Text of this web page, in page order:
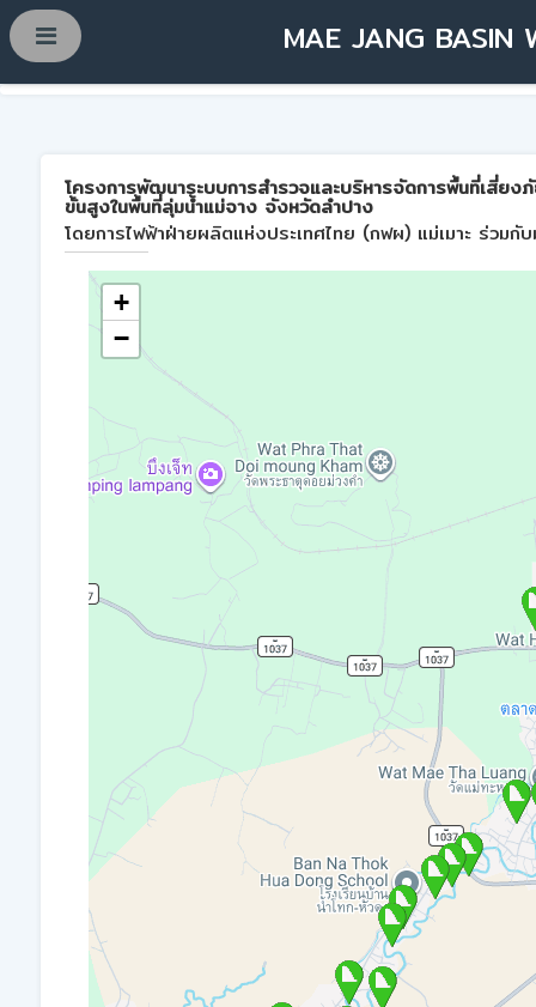
MAE JANG BASIN
โครงการพัฒนาระบบการสำรวจและบริหารจัดการพื้นที่เสี่ย
ขั้นสูงในพื้นที่ลุ่มน้ำแม่จาง จังหวัดลำปาง
โดยการไฟฟ้าฝ่ายผลิตแห่งประเทศไทย (กฟผ) แม่เมาะ ร่วมกั
+
−